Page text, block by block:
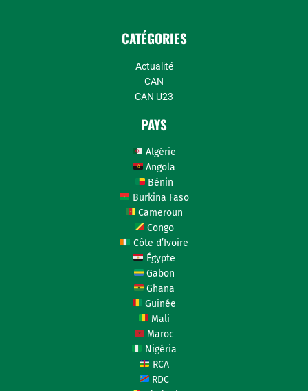
CATÉGORIES
Actualité
CAN
CAN U23
PAYS
Algérie
Angola
Bénin
Burkina Faso
Cameroun
Congo
Côte d’Ivoire
Égypte
Gabon
Ghana
Guinée
Mali
Maroc
Nigéria
RCA
RDC